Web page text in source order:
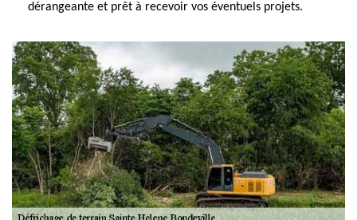
dérangeante et prêt à recevoir vos éventuels projets.